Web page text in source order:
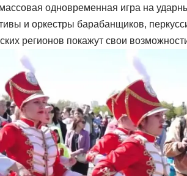
одновременная игра на
и оркестры барабанщиков,
регионов покажут свои